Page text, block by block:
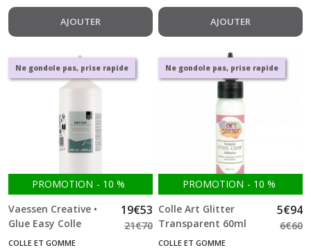
AJOUTER AJOUTER
Ne gondole pas, prise rapide
PROMOTION - 10 %
Vaessen Creative •
Glue Easy Colle
Transparente 1000ml
19€53
21€70
COLLE ET GOMME
Ne gondole pas, prise rapide
PROMOTION - 10 %
Colle Art Glitter
Transparent 60ml
Extra Forte
5€94
6€60
COLLE ET GOMME